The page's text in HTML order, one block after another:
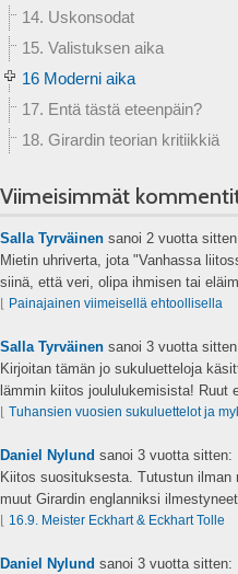
14. Uskonsodat
15. Valistuksen aika
16 Moderni aika
17. Entä tästä eteenpäin?
18. Girardin teorian kritiikkiä
Viimeisimmät
Salla Tyrväinen sanoi 2 vuotta
Mietin uhriverta, jota "Vanhassa
siinä, että veri, olipa ihmisen tai
⌊ Painajainen viimeisellä ehtoollisella
Salla Tyrväinen sanoi 3 vuotta
Kirjoitan tämän jo sukuluetteloja
lämmin kiitos joululukemisista! Ruut
⌊ Tuhansien vuosien sukuluettelot ja
Daniel Nylund sanoi 3 vuotta sitten:
Kiitos suosituksesta. Tutustun
muut Girardin englanniksi ilmestyneet
⌊ 16.9. Meister Eckhart & Eckhart Tolle
Daniel Nylund sanoi 3 vuotta sitten: